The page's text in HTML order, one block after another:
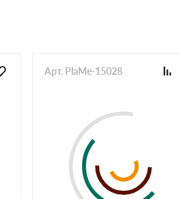
Арт. PlaMe-15028